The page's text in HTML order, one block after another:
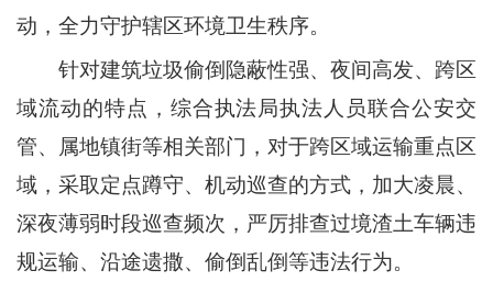
动，全力守护辖区环境卫生秩序。
针对建筑垃圾偷倒隐蔽性强、夜间高发、跨区
域流动的特点，综合执法局执法人员联合公安交
管、属地镇街等相关部门，对于跨区域运输重点区
域，采取定点蹲守、机动巡查的方式，加大凌晨、
深夜薄弱时段巡查频次，严厉排查过境渣土车辆违
规运输、沿途遗撒、偷倒乱倒等违法行为。